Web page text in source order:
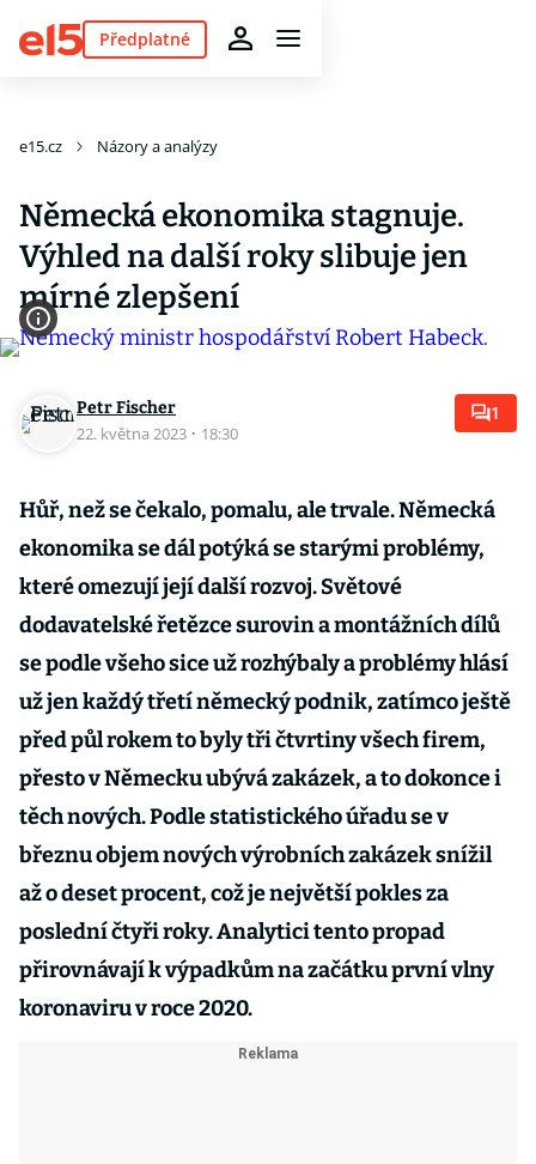
Předplatné
e15.cz Názory a analýzy
Německá ekonomika stagnuje.
Výhled na další roky slibuje jen
mírné zlepšení
Petr Fischer
22. května 2023 · 18:30
1
Hůř, než se čekalo, pomalu, ale trvale. Německá
ekonomika se dál potýká se starými problémy,
které omezují její další rozvoj. Světové
dodavatelské řetězce surovin a montážních dílů
se podle všeho sice už rozhýbaly a problémy hlásí
už jen každý třetí německý podnik, zatímco ještě
před půl rokem to byly tři čtvrtiny všech firem,
přesto v Německu ubývá zakázek, a to dokonce i
těch nových. Podle statistického úřadu se v
březnu objem nových výrobních zakázek snížil
až o deset procent, což je největší pokles za
poslední čtyři roky. Analytici tento propad
přirovnávají k výpadkům na začátku první vlny
koronaviru v roce 2020.